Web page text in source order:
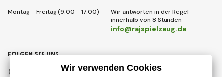
Montag - Freitag (9:00 - 17:00)
Wir antworten in der Regel
innerhalb von 8 Stunden
info@rajspielzeug.de
FOLGEN SIE UNS
Instagram